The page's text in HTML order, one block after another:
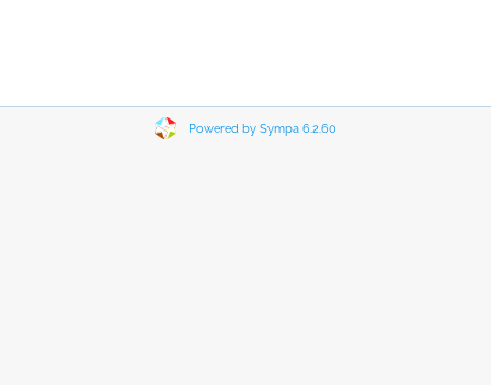
Powered by Sympa 6.2.60